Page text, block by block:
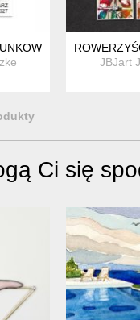
KOTY 15X21 CM
JBJart
Ci się